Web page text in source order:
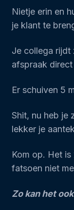
Nietje erin en
je klant te
Je collega rijdt
afspraak
Er schuiven 5
Shit, nu heb je
lekker je
Kom op. Het
fatsoen niet
Zo kan het